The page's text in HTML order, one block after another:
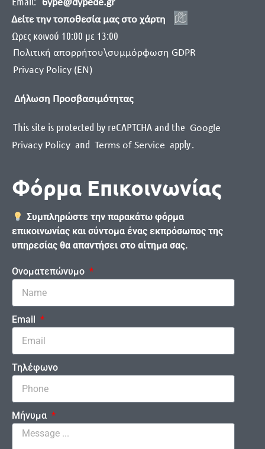
6ype@dypede.gr
Δείτε την τοποθεσία μας στο χάρτη
Ωρες κοινού 10:00 με 13:00
Πολιτική απορρήτου\συμμόρφωση GDPR
Privacy Policy (EN)
Δήλωση Προσβασιμότητας
This site is protected by reCAPTCHA and the Google
Privacy Policy and Terms of Service apply.
Φόρμα Επικοινωνίας
Συμπληρώστε την παρακάτω φόρμα
επικοινωνίας και σύντομα ένας εκπρόσωπος της
υπηρεσίας θα απαντήσει στο αίτημα σας.
Ονοματεπώνυμο
Email
Τηλέφωνο
Μήνυμα